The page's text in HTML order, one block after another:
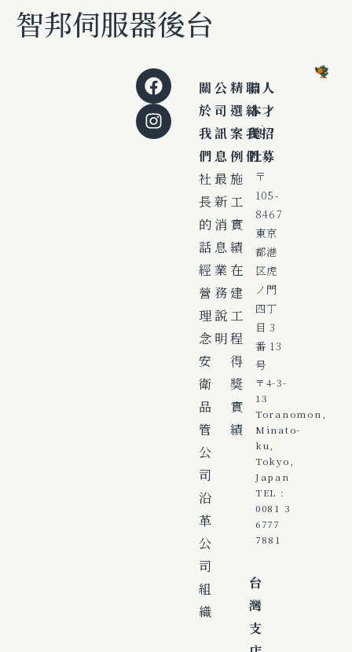
智邦伺服器後台
關
於
我
們
社
長
的
話
經
營
理
念
安
衛
品
管
公
司
沿
革
公
司
組
織
公
司
訊
息
最
新
消
息
業
務
說
明
精
選
案
例
施
工
實
績
在
建
工
程
得
獎
實
績
聯
絡
我
們
人
才
招
募
日
本
總
社
〒
105-
8467
東京
都港
区虎
ノ門
四丁
目 3
番 13
号
〒4-3-
13
Toranomon,
Minato-
ku,
Tokyo,
Japan
TEL :
0081 3
6777
7881
台
灣
支